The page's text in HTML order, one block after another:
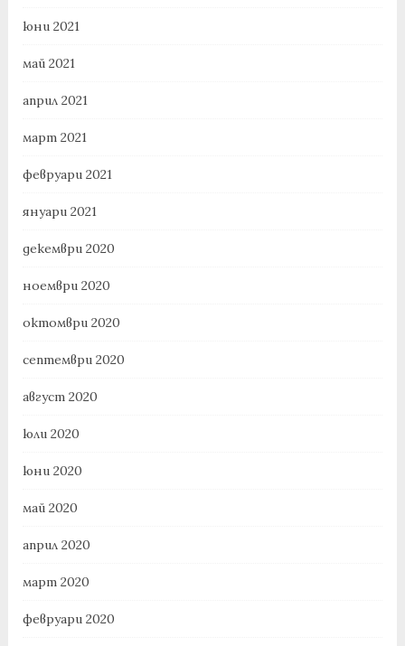
юни 2021
май 2021
април 2021
март 2021
февруари 2021
януари 2021
декември 2020
ноември 2020
октомври 2020
септември 2020
август 2020
юли 2020
юни 2020
май 2020
април 2020
март 2020
февруари 2020